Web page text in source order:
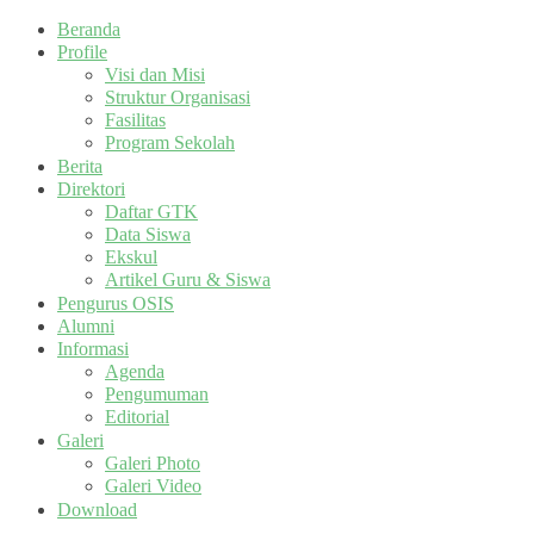
Beranda
Profile
Visi dan Misi
Struktur Organisasi
Fasilitas
Program Sekolah
Berita
Direktori
Daftar GTK
Data Siswa
Ekskul
Artikel Guru & Siswa
Pengurus OSIS
Alumni
Informasi
Agenda
Pengumuman
Editorial
Galeri
Galeri Photo
Galeri Video
Download